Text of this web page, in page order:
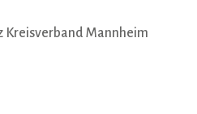
Kreisverband Mannheim